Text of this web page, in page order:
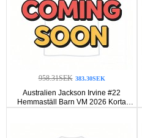
958.31SEK 383.30SEK
Australien Jackson Irvine #22
Hemmaställ Barn VM 2026 Korta
ärmar (+ Korta byxor)